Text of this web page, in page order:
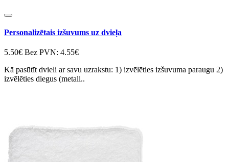
Personalizētais izšuvums uz dvieļa
5.50€ Bez PVN: 4.55€
Kā pasūtīt dvieli ar savu uzrakstu: 1) izvēlēties izšuvuma paraugu 2)
izvēlēties diegus (metali..